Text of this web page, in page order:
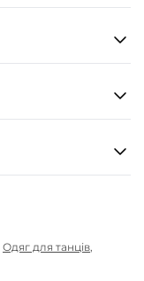
Одяг для танців,